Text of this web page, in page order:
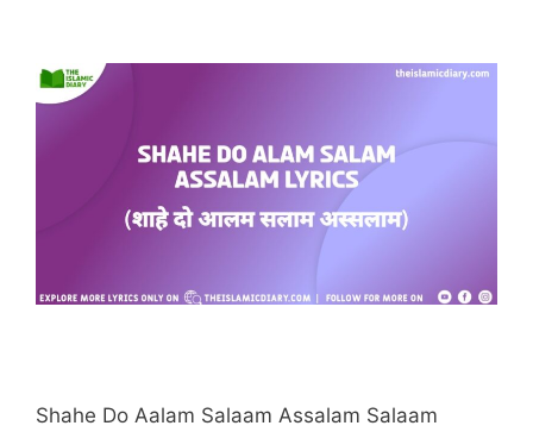
Shahe Do Aalam Salaam Assalam Salaam